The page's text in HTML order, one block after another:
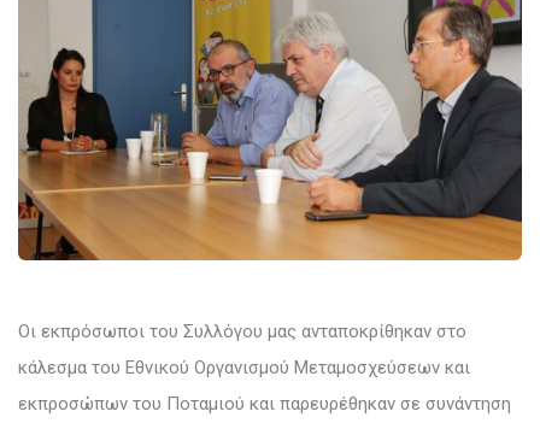
Οι εκπρόσωποι του Συλλόγου μας ανταποκρίθηκαν στο
κάλεσμα του Εθνικού Οργανισμού Μεταμοσχεύσεων και
εκπροσώπων του Ποταμιού και παρευρέθηκαν σε συνάντηση